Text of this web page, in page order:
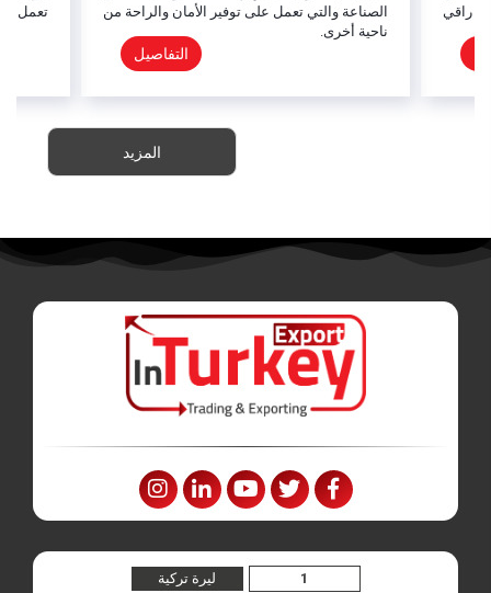
و راقي
الصناعة والتي تعمل على توفير الأمان والراحة من
ناحية أخرى.
التفاصيل
تعمل
المزيد
ليرة تركية